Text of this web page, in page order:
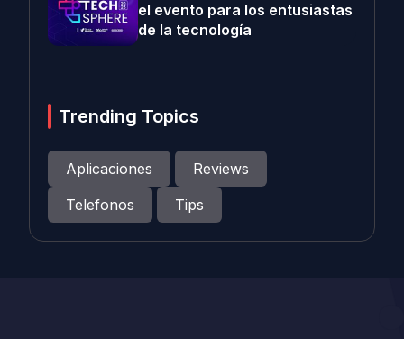
el evento para los entusiastas
de la tecnología
Trending Topics
Aplicaciones
Reviews
Telefonos
Tips